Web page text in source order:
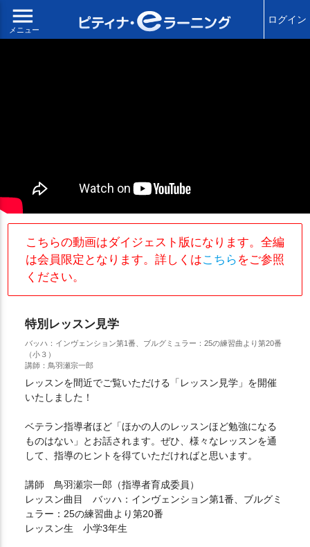
menu
メニュー
ログイン
こちらの動画はダイジェスト版になります。全編
は会員限定となります。詳しくはこちら をご参照
ください。
特別レッスン見学
バッハ：インヴェンション第1番、ブルグミュラー：25の練習曲より第20番
（小３）
講師：鳥羽瀬宗一郎
レッスンを間近でご覧いただける「レッスン見学」を開催
いたしました！
ベテラン指導者ほど「ほかの人のレッスンほど勉強になる
ものはない」とお話されます。ぜひ、様々なレッスンを通
して、指導のヒントを得ていただければと思います。
講師 鳥羽瀬宗一郎（指導者育成委員）
レッスン曲目 バッハ：インヴェンション第1番、ブルグミ
ュラー：25の練習曲より第20番
レッスン生 小学3年生